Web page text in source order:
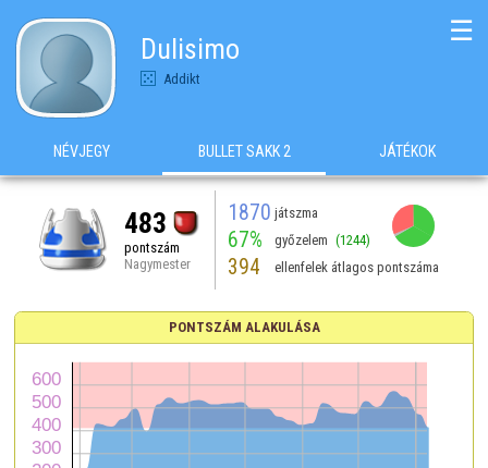
Dulisimo
Addikt
☰
NÉVJEGY BULLET SAKK 2 JÁTÉKOK
483
pontszám
Nagymester
1870 játszma
67% győzelem (1244)
394 ellenfelek átlagos pontszáma
PONTSZÁM ALAKULÁSA